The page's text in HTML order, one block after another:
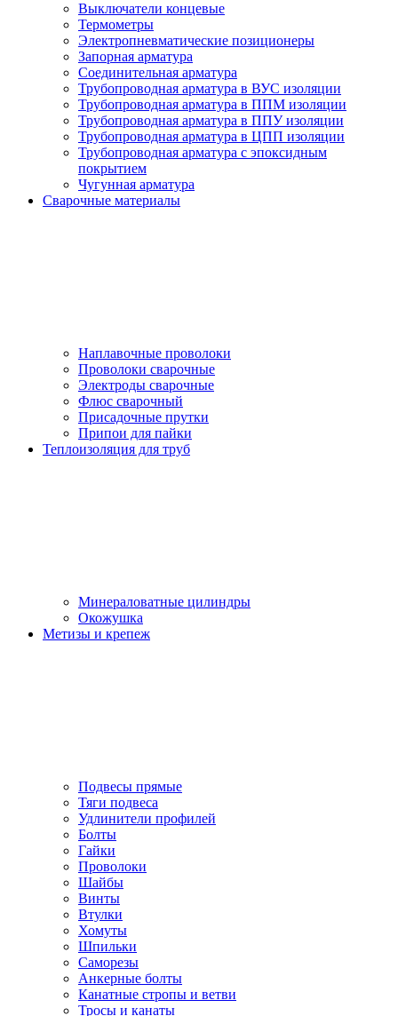
Выключатели концевые
Термометры
Электропневматические позиционеры
Запорная арматура
Соединительная арматура
Трубопроводная арматура в ВУС изоляции
Трубопроводная арматура в ППМ изоляции
Трубопроводная арматура в ППУ изоляции
Трубопроводная арматура в ЦПП изоляции
Трубопроводная арматура с эпоксидным
покрытием
Чугунная арматура
Сварочные материалы
Наплавочные проволоки
Проволоки сварочные
Электроды сварочные
Флюс сварочный
Присадочные прутки
Припои для пайки
Теплоизоляция для труб
Минераловатные цилиндры
Окожушка
Метизы и крепеж
Подвесы прямые
Тяги подвеса
Удлинители профилей
Болты
Гайки
Проволоки
Шайбы
Винты
Втулки
Хомуты
Шпильки
Саморезы
Анкерные болты
Канатные стропы и ветви
Тросы и канаты